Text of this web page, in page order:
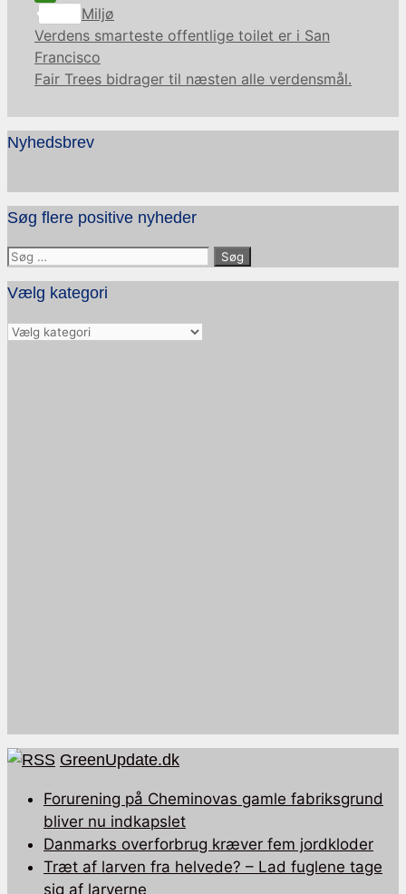
Share
Kategorier
Miljø
Verdens smarteste offentlige toilet er i San
Francisco
Fair Trees bidrager til næsten alle verdensmål.
Nyhedsbrev
Søg flere positive nyheder
Søg
efter:
Vælg kategori
Vælg
GreenUpdate.dk
Forurening på Cheminovas gamle fabriksgrund
bliver nu indkapslet
Danmarks overforbrug kræver fem jordkloder
Træt af larven fra helvede? – Lad fuglene tage
sig af larverne